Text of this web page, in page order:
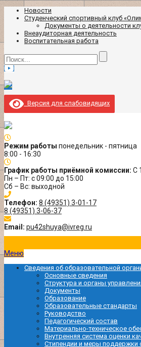
Новости
Студенческий спортивный клуб
Документы о деятельности
Внеаудиторная деятельность
Воспитательная работа
Версия для слабовидящих
Режим работы понедельник - пятница
8:00 - 16:30
График работы приёмной комиссии: С
Пн – Пт: с 09:00 до 15:00
Сб – Вс: выходной
Телефон: 8 (49351) 3-01-17
8 (49351) 3-06-37
Email: pu42shuya@ivreg.ru
Меню
Сведения об образовательной
Основные сведения
Структура и органы
Документы
Образование
Образовательные стандарты
Руководство
Педагогический состав
Материально-техническое
Внутренняя система оценки
Стипендии и меры поддержки